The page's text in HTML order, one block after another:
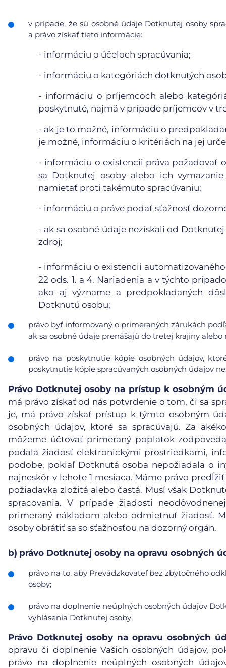
v prípade, že sú osobné údaje Dotknutej osoby
a právo získať tieto informácie:
- informáciu o účeloch spracúvania;
- informáciu o kategóriách dotknutých
- informáciu o príjemcoch alebo
poskytnuté, najmä v prípade príjemcov v
- ak je to možné, informáciu o
je možné, informáciu o kritériách na jej
- informáciu o existencii práva požadovať
sa Dotknutej osoby alebo ich
namietať proti takémuto spracúvaniu;
- informáciu o práve podať sťažnosť
- ak sa osobné údaje nezískali od
zdroj;
- informáciu o existencii
22 ods. 1. a 4. Nariadenia a v týchto
ako aj význame a predpokladaných
Dotknutú osobu;
právo byť informovaný o primeraných zárukách
ak sa osobné údaje prenášajú do tretej krajiny
právo na poskytnutie kópie osobných údajov,
poskytnutie kópie spracúvaných osobných údajov
Právo Dotknutej osoby na prístup k osobným
má právo získať od nás potvrdenie o tom, či sa
je, má právo získať prístup k týmto osobným
osobných údajov, ktoré sa spracúvajú. Za
môžeme účtovať primeraný poplatok
podala žiadosť elektronickými prostriedkami,
podobe, pokiaľ Dotknutá osoba nepožiadala o
najneskôr v lehote 1 mesiaca. Máme právo
požiadavka zložitá alebo častá. Musí však
spracovania. V prípade žiadosti
primeraný nákladom alebo odmietnuť žiadosť.
osoby obrátiť sa so sťažnosťou na dozorný orgán.
b) právo Dotknutej osoby na opravu osobných
právo na to, aby Prevádzkovateľ bez zbytočného
osoby;
právo na doplnenie neúplných osobných údajov
vyhlásenia Dotknutej osoby;
Právo Dotknutej osoby na opravu osobných
opravu či doplnenie Vašich osobných údajov,
právo na doplnenie neúplných osobných